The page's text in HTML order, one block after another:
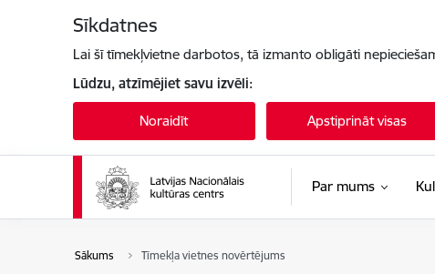
Sīkdatnes
Lai šī tīmekļvietne darbotos, tā izmanto obligāti
Lūdzu, atzīmējiet savu izvēli:
Noraidīt Apstiprināt visas
Par mums
Sākums Tīmekļa vietnes novērtējums